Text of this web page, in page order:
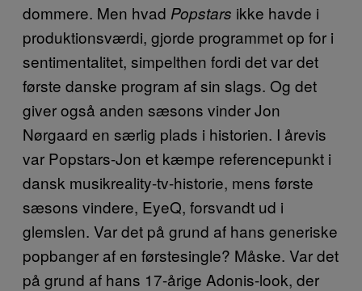
dommere. Men hvad Popstars ikke havde i
produktionsværdi, gjorde programmet op for i
sentimentalitet, simpelthen fordi det var det
første danske program af sin slags. Og det
giver også anden sæsons vinder Jon
Nørgaard en særlig plads i historien. I årevis
var Popstars-Jon et kæmpe referencepunkt i
dansk musikreality-tv-historie, mens første
sæsons vindere, EyeQ, forsvandt ud i
glemslen. Var det på grund af hans generiske
popbanger af en førstesingle? Måske. Var det
på grund af hans 17-årige Adonis-look, der